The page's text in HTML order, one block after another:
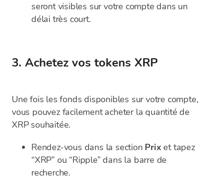
seront visibles sur votre compte dans un
délai très court.
3. Achetez vos tokens XRP
Une fois les fonds disponibles sur votre compte,
vous pouvez facilement acheter la quantité de
XRP souhaitée.
Rendez-vous dans la section Prix et tapez
“XRP” ou “Ripple” dans la barre de
recherche.